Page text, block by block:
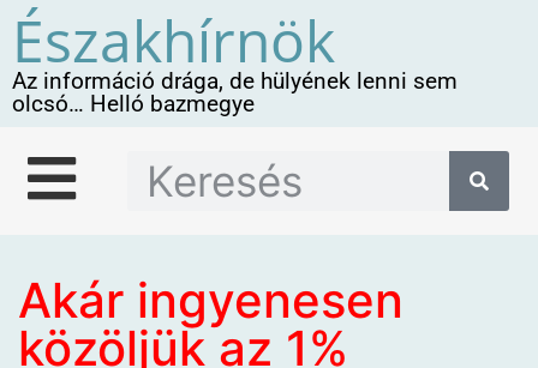
Északhírnök
Az információ drága, de hülyének lenni sem
olcsó… Helló bazmegye
Akár ingyenesen
közöljük az 1%